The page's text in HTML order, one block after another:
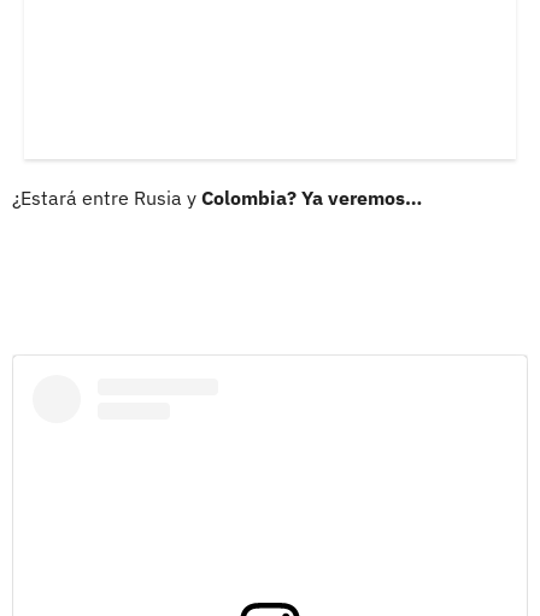
¿Estará entre Rusia y Colombia? Ya veremos…